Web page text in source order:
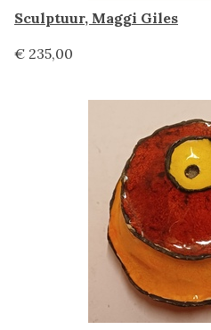
Sculptuur, Maggi Giles
€ 235,00